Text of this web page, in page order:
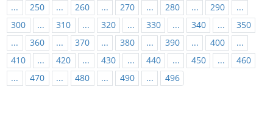
...
250 ... 260 ... 270 ... 280 ... 290
...
300
... 310 ... 320 ... 330 ... 340 ...
350
...
360 ... 370 ... 380 ... 390 ... 400
...
410
... 420 ... 430 ... 440 ... 450 ...
460
...
470 ... 480 ... 490 ... 496